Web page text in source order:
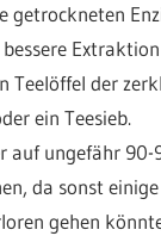
getrockneten
Teelöffel der
ein Teesieb.
auf ungefähr 90-
da sonst
gehen